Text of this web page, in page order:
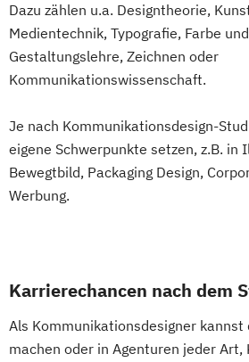
Dazu zählen u.a. Designtheorie,
Medientechnik, Typografie, Farbe
Gestaltungslehre, Zeichnen oder
Kommunikationswissenschaft.
Je nach Kommunikationsdesign-
eigene Schwerpunkte setzen, z.B. in
Bewegtbild, Packaging Design,
Werbung.
Karrierechancen nach dem
Als Kommunikationsdesigner
machen oder in Agenturen jeder